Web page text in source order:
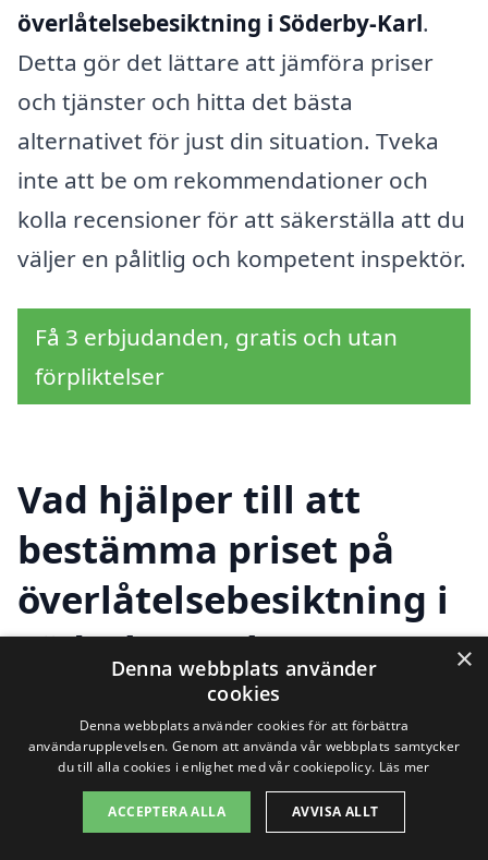
överlåtelsebesiktning i Söderby-Karl.
Detta gör det lättare att jämföra priser
och tjänster och hitta det bästa
alternativet för just din situation. Tveka
inte att be om rekommendationer och
kolla recensioner för att säkerställa att du
väljer en pålitlig och kompetent inspektör.
Få 3 erbjudanden, gratis och utan
förpliktelser
Vad hjälper till att
bestämma priset på
överlåtelsebesiktning i
Söderby-Karl?
Priset på en överlåtelsebesiktning i
Söderby-Karl beror på flera faktorer som
tillsammans påverkar kostnaden. Först
×
Denna webbplats använder
cookies
Denna webbplats använder cookies för att förbättra
användarupplevelsen. Genom att använda vår webbplats samtycker
du till alla cookies i enlighet med vår cookiepolicy. Läs mer
ACCEPTERA ALLA AVVISA ALLT